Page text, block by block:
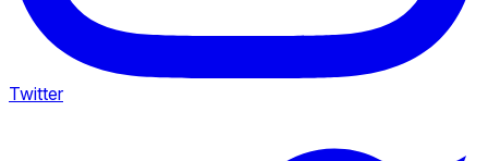
Twitter